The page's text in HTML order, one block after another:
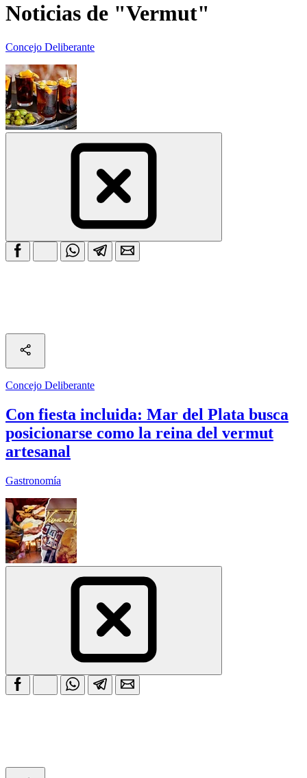
Noticias de "Vermut"
Concejo Deliberante
Concejo Deliberante
Con fiesta incluida: Mar del Plata busca
posicionarse como la reina del vermut
artesanal
Gastronomía